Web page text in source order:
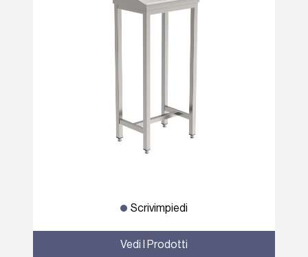
Scrivimpiedi
Vedi I Prodotti